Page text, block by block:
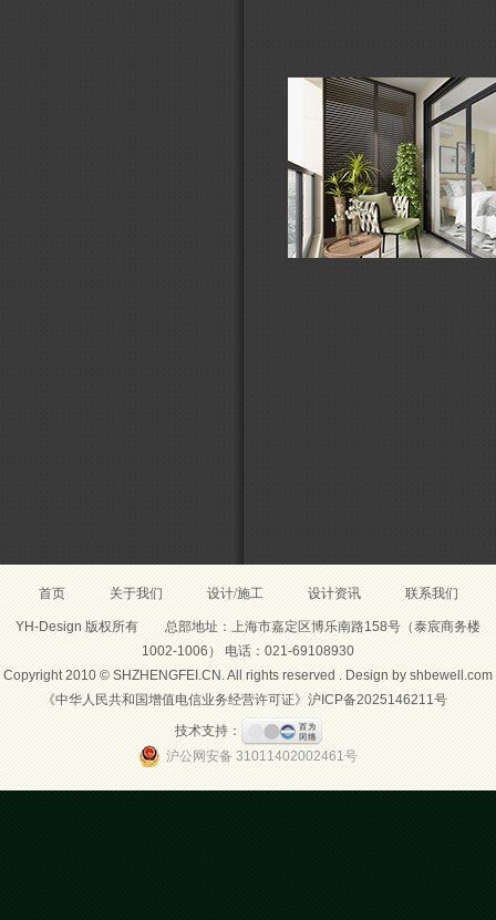
首页 关于我们 设计/施工 设计资讯 联系我们
YH-Design 版权所有 总部地址：上海市嘉定区博乐南路158号（泰宸商务楼
1002-1006） 电话：021-69108930
Copyright 2010 © SHZHENGFEI.CN. All rights reserved . Design by shbewell.com
《中华人民共和国增值电信业务经营许可证》 沪ICP备2025146211号
技术支持：
沪公网安备 31011402002461号